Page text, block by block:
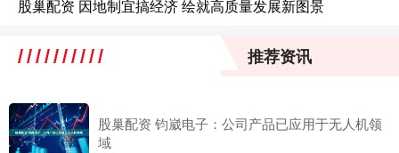
股巢配资 因地制宜搞经济 绘就高质量发展新图景
推荐资讯
股巢配资 钧崴电子：公司产品已应用于无人机领
域